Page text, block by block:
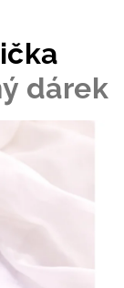
košík
dárek